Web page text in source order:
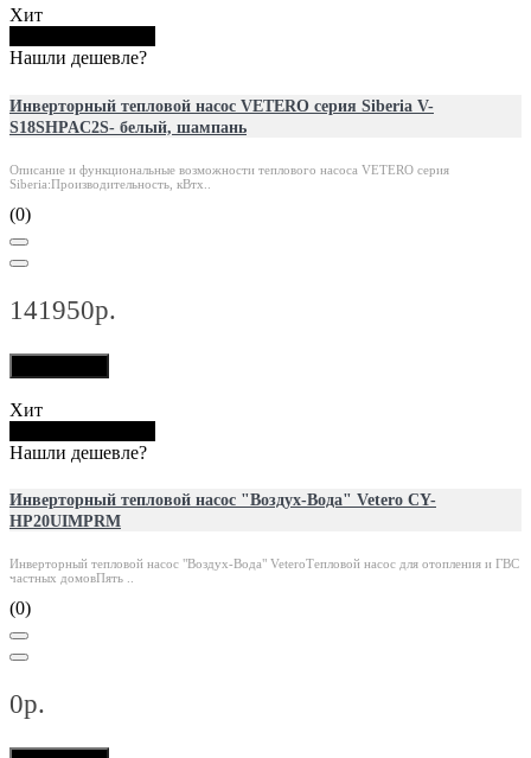
Хит
Нашли дешевле?
Инверторный тепловой насос VETERO серия Siberia V-
S18SHPAC2S- белый, шампань
Описание и функциональные возможности теплового насоса VETERO серия
Siberia:Производительность, кВтх..
(0)
141950р.
Хит
Нашли дешевле?
Инверторный тепловой насос "Воздух-Вода" Vetero CY-
HP20UIMPRM
Инверторный тепловой насос "Воздух-Вода" VeteroТепловой насос для отопления и ГВС
частных домовПять ..
(0)
0р.